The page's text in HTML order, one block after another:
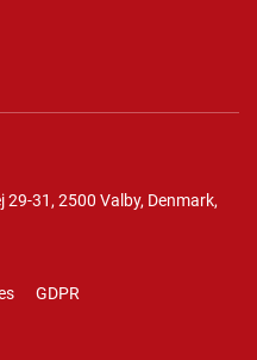
31, 2500 Valby, Denmark,
GDPR